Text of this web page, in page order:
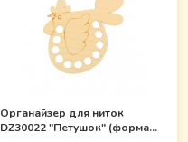
Органайзер для ниток
DZ30022 "Петушок" (форма